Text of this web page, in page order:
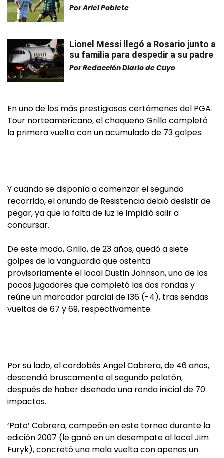
PorAriel Poblete
Lionel Messi llegó a Rosario junto a
su familia para despedir a su padre
PorRedacción Diario de Cuyo
En uno de los más prestigiosos certámenes del PGA
Tour norteamericano, el chaqueño Grillo completó
la primera vuelta con un acumulado de 73 golpes.
Y cuando se disponía a comenzar el segundo
recorrido, el oriundo de Resistencia debió desistir de
pegar, ya que la falta de luz le impidió salir a
concursar.
De este modo, Grillo, de 23 años, quedó a siete
golpes de la vanguardia que ostenta
provisoriamente el local Dustin Johnson, uno de los
pocos jugadores que completó las dos rondas y
reúne un marcador parcial de 136 (-4), tras sendas
vueltas de 67 y 69, respectivamente.
Por su lado, el cordobés Angel Cabrera, de 46 años,
descendió bruscamente al segundo pelotón,
después de haber diseñado una ronda inicial de 70
impactos.
‘Pato’ Cabrera, campeón en este torneo durante la
edición 2007 (le ganó en un desempate al local Jim
Furyk), concretó una mala vuelta con apenas un